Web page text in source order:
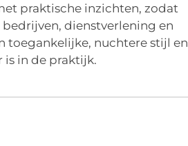
praktische inzichten, zodat
dienstverlening en
toegankelijke, nuchtere stijl en
in de praktijk.